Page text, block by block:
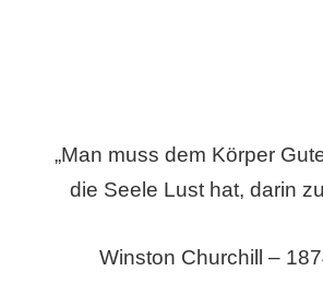
„Man muss dem Körper
die Seele Lust hat, darin
Winston Churchill –